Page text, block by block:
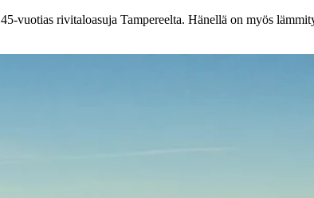
vuotias rivitaloasuja Tampereelta. Hänellä on myös